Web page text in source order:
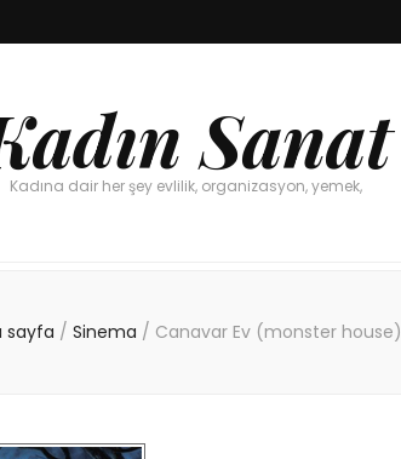
Sanat
Kadına dair her şey evlilik, organizasyon, yemek,
sayfa / Sinema / Canavar Ev (monster house)